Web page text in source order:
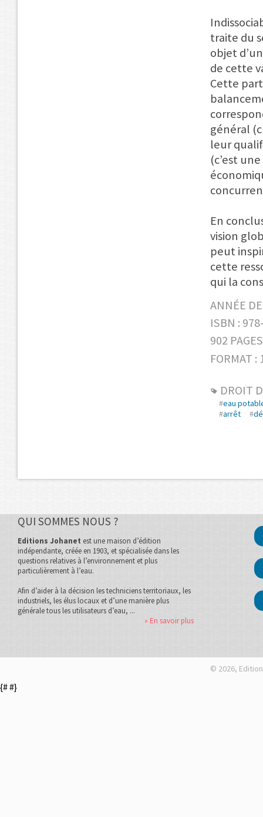
traite du
objet
de cette
Cette
général
leur
(c’est
En
vision
peut
cette
qui la
ANNÉE
ISBN :
902 PAGES
FORMAT :
DROIT
#eau
#arrêt #
QUI SOMMES NOUS ?
Editions Johanet est une maison d’édition
indépendante, créée en 1903, et spécialisée dans les
questions relatives à l’environnement et plus
particulièrement à l’eau.
Afin d’aider à la décision les techniciens territoriaux, les
industriels, les élus locaux et d’une manière plus
générale tous les utilisateurs d’eau, ...
» En savoir plus
© 2026,
{##}